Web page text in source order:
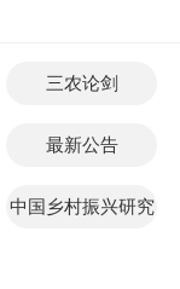
三农论剑
最新公告
中国乡村振兴研究